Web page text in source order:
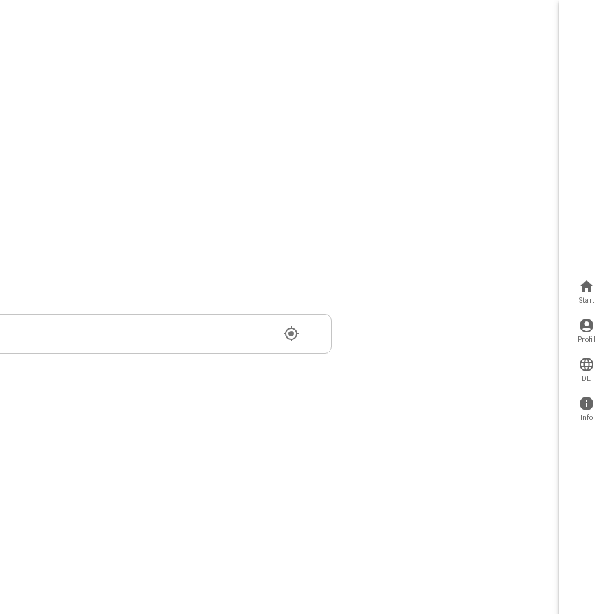
Start
Profil
DE
Info